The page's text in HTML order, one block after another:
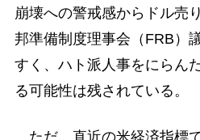
崩壊への警戒感からドル売
邦準備制度理事会（FRB）
すく、ハト派人事をにらん
る可能性は残されている。